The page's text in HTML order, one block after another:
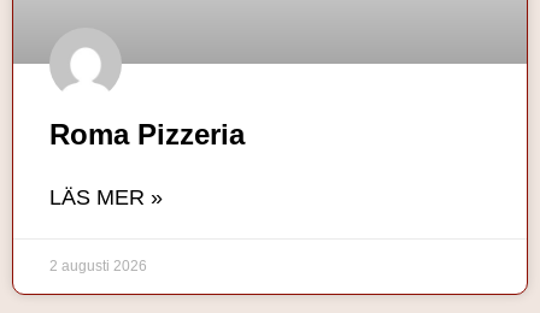
Roma Pizzeria
LÄS MER »
2 augusti 2026